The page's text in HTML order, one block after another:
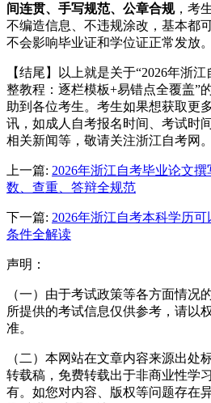
间连贯、手写规范、公章合规，考
不编造信息、不违规涂改，基本都
不会影响毕业证和学位证正常发放。
【结尾】以上就是关于“2026年浙
整教程：逐栏模板+易错点全覆盖”
助到各位考生。考生如果想获取更
讯，如成人自考报名时间、考试时
相关新闻等，敬请关注浙江自考网。
上一篇: 2026年浙江自考毕业论文
数、查重、答辩全规范
下一篇: 2026年浙江自考本科学历
条件全解读
声明：
（一）由于考试政策等各方面情况
所提供的考试信息仅供参考，请以
准。
（二）本网站在文章内容来源出处
转载稿，免费转载出于非商业性学
有。如您对内容、版权等问题存在